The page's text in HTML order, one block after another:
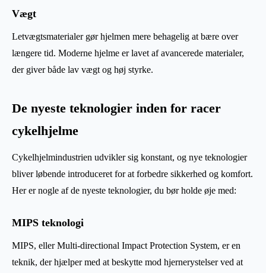
Vægt
Letvægtsmaterialer gør hjelmen mere behagelig at bære over
længere tid. Moderne hjelme er lavet af avancerede materialer,
der giver både lav vægt og høj styrke.
De nyeste teknologier inden for racer
cykelhjelme
Cykelhjelmindustrien udvikler sig konstant, og nye teknologier
bliver løbende introduceret for at forbedre sikkerhed og komfort.
Her er nogle af de nyeste teknologier, du bør holde øje med:
MIPS teknologi
MIPS, eller Multi-directional Impact Protection System, er en
teknik, der hjælper med at beskytte mod hjernerystelser ved at